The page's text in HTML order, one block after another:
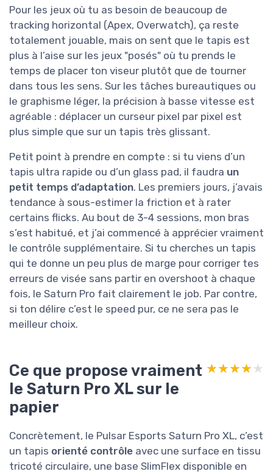
Pour les jeux où tu as besoin de beaucoup de
tracking horizontal (Apex, Overwatch), ça reste
totalement jouable, mais on sent que le tapis est
plus à l’aise sur les jeux "posés" où tu prends le
temps de placer ton viseur plutôt que de tourner
dans tous les sens. Sur les tâches bureautiques ou
le graphisme léger, la précision à basse vitesse est
agréable : déplacer un curseur pixel par pixel est
plus simple que sur un tapis très glissant.
Petit point à prendre en compte : si tu viens d’un
tapis ultra rapide ou d’un glass pad, il faudra un
petit temps d’adaptation. Les premiers jours, j’avais
tendance à sous-estimer la friction et à rater
certains flicks. Au bout de 3-4 sessions, mon bras
s’est habitué, et j’ai commencé à apprécier vraiment
le contrôle supplémentaire. Si tu cherches un tapis
qui te donne un peu plus de marge pour corriger tes
erreurs de visée sans partir en overshoot à chaque
fois, le Saturn Pro fait clairement le job. Par contre,
si ton délire c’est le speed pur, ce ne sera pas le
meilleur choix.
Ce que propose vraiment
le Saturn Pro XL sur le
papier
★★★★★
★★★★★
Concrètement, le Pulsar Esports Saturn Pro XL, c’est
un tapis orienté contrôle avec une surface en tissu
tricoté circulaire, une base SlimFlex disponible en